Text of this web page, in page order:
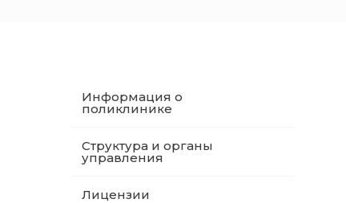
Информация о
поликлинике
Структура и органы
управления
Лицензии